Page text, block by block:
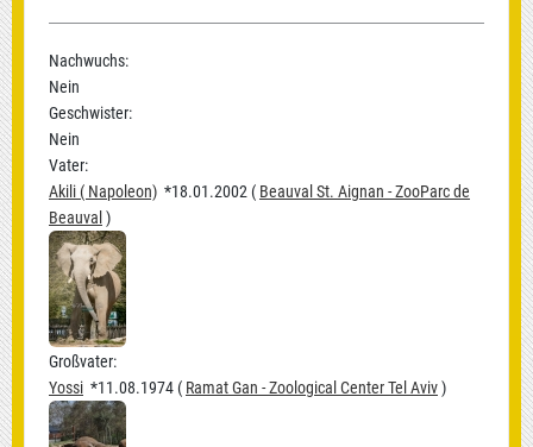
Nachwuchs:
Nein
Geschwister:
Nein
Vater:
Akili ( Napoleon) *18.01.2002 ( Beauval St. Aignan - ZooParc de
Beauval )
Großvater:
Yossi *11.08.1974 ( Ramat Gan - Zoological Center Tel Aviv)